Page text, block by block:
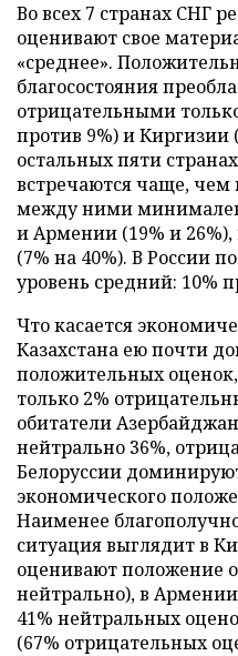
Во всех 7 странах СНГ
оценивают свое
«среднее».
благосостояния
отрицательными
против 9%) и Киргизии
остальных пяти
встречаются чаще, чем
между ними минимален
и Армении (19% и
(7% на 40%). В России
уровень средний: 10%
Что касается
Казахстана ею почти
положительных
только 2%
обитатели
нейтрально 36%,
Белоруссии
экономического
Наименее
ситуация выглядит в
оценивают положение
нейтрально), в
41% нейтральных
(67% отрицательных